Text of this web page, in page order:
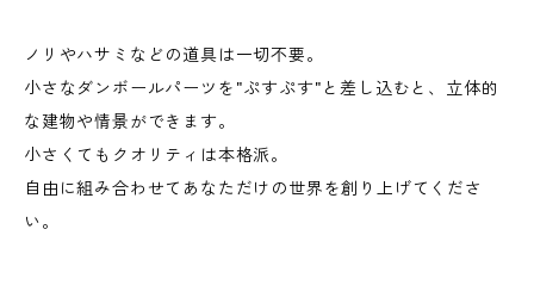
ノリやハサミなどの道具は一切不要。
小さなダンボールパーツを"ぷすぷす"と差し込むと、立体的
な建物や情景ができます。
小さくてもクオリティは本格派。
自由に組み合わせてあなただけの世界を創り上げてくださ
い。